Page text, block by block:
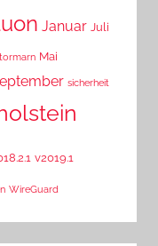
Januar Juli
Mai
sicherheit
v2019.1
WireGuard